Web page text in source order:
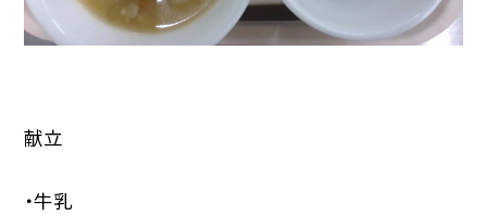
献立
・牛乳